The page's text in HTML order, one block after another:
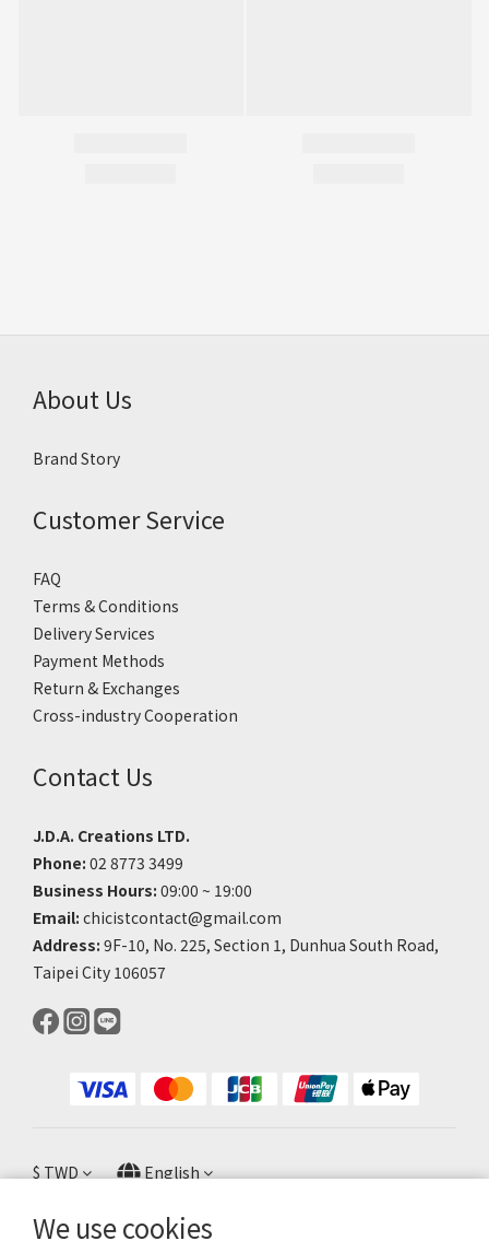
We use cookies
About Us
Brand Story
Customer Service
FAQ
Terms & Conditions
Delivery Services
Payment Methods
Return & Exchanges
Cross-industry Cooperation
Contact Us
J.D.A. Creations LTD.
Phone: 02 8773 3499
Business Hours: 09:00 ~ 19:00
Email: chicistcontact@gmail.com
Address: 9F-10, No. 225, Section 1, Dunhua South Road,
Taipei City 106057
$TWD English